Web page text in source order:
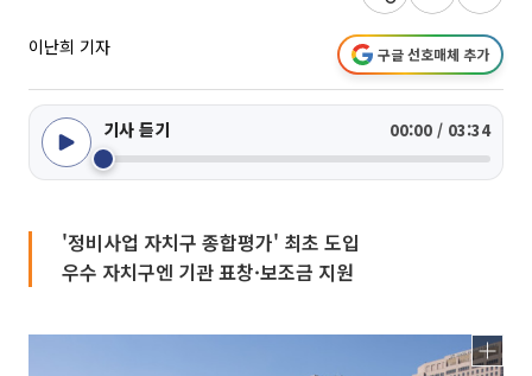
이난희 기자 구글 선호매체 추가
기사 듣기 00:00 / 03:34
'정비사업 자치구 종합평가' 최초 도입
우수 자치구엔 기관 표창·보조금 지원